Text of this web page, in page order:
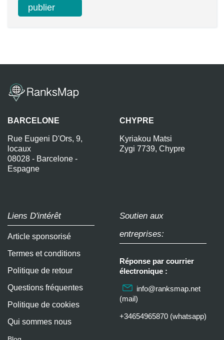
BARCELONE
Rue Eugeni D'Ors, 9,
locaux
08028 - Barcelone -
Espagne
CHYPRE
Kyriakou Matsi
Zygi 7739, Chypre
Liens D'intérêt
Article sponsorisé
Termes et conditions
Politique de retour
Questions fréquentes
Politique de cookies
Qui sommes nous
Soutien aux
entreprises:
Réponse par courrier
électronique :
info@ranksmap.net
(mail)
+34654965870 (whatsapp)